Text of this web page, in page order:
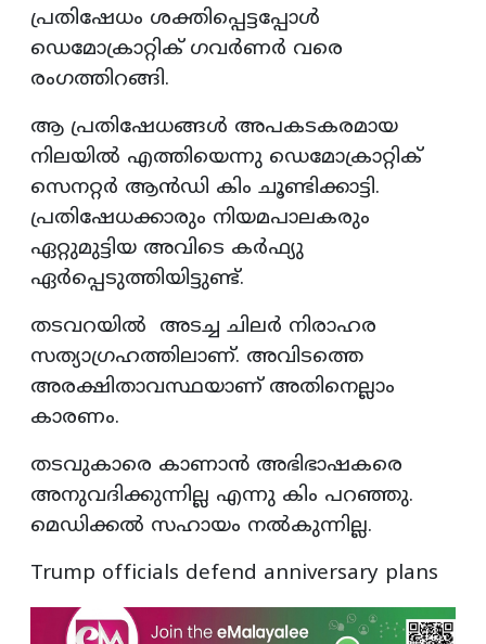
പ്രതിഷേധം ശക്തിപ്പെട്ടപ്പോൾ
ഡെമോക്രാറ്റിക് ഗവർണർ വരെ
രംഗത്തിറങ്ങി.
ആ പ്രതിഷേധങ്ങൾ അപകടകരമായ
നിലയിൽ എത്തിയെന്നു ഡെമോക്രാറ്റിക്
സെനറ്റർ ആൻഡി കിം ചൂണ്ടിക്കാട്ടി.
പ്രതിഷേധക്കാരും നിയമപാലകരും
ഏറ്റുമുട്ടിയ അവിടെ കർഫ്യു
ഏർപ്പെടുത്തിയിട്ടുണ്ട്.
തടവറയിൽ അടച്ച ചിലർ നിരാഹര
സത്യാഗ്രഹത്തിലാണ്. അവിടത്തെ
അരക്ഷിതാവസ്ഥയാണ് അതിനെല്ലാം
കാരണം.
തടവുകാരെ കാണാൻ അഭിഭാഷകരെ
അനുവദിക്കുന്നില്ല എന്നു കിം പറഞ്ഞു.
മെഡിക്കൽ സഹായം നൽകുന്നില്ല.
Trump officials defend anniversary plans